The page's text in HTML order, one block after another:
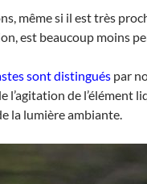
même si il est très
est beaucoup moins
sont distingués par
l’agitation de l’élément
la lumière ambiante.